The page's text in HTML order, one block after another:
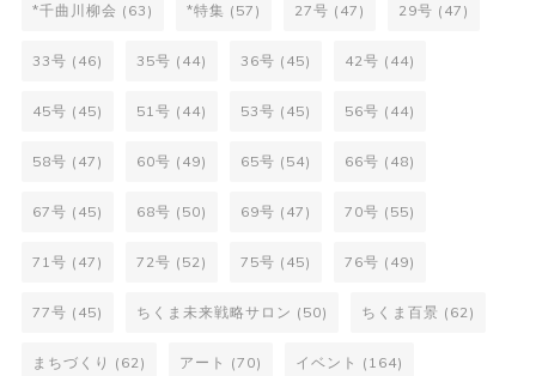
*千曲川柳会 (63) *特集 (57) 27号 (47) 29号 (47)
33号 (46) 35号 (44) 36号 (45) 42号 (44)
45号 (45) 51号 (44) 53号 (45) 56号 (44)
58号 (47) 60号 (49) 65号 (54) 66号 (48)
67号 (45) 68号 (50) 69号 (47) 70号 (55)
71号 (47) 72号 (52) 75号 (45) 76号 (49)
77号 (45) ちくま未来戦略サロン (50) ちくま百景 (62)
まちづくり (62) アート (70) イベント (164)